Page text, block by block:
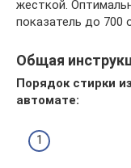
жесткой.
показатель до 700
Общая
Порядок стирки
автомате: